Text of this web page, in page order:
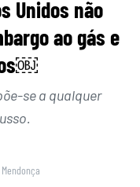
Unidos não
ao gás e
se a qualquer